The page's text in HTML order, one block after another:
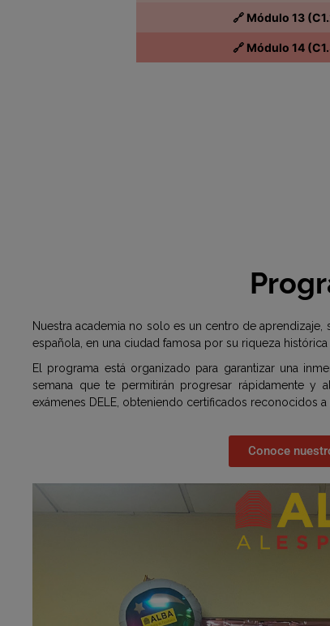
🔗 Módulo 13
🔗 Módulo 14
Nuestra academia no solo es un centro de
española, en una ciudad famosa por su riqueza
El programa está organizado para garantizar una
semana que te permitirán progresar rápidamente y
exámenes DELE, obteniendo certificados reconocidos a
Conoce